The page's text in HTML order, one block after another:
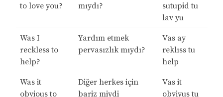
to love you? mıydı?
sutupid tu
lav yu
Was I
reckless to
help?
Yardım etmek
pervasızlık mıydı?
Vas ay
reklıss tu
help
Was it
obvious to
Diğer herkes için
bariz miydi
Vas it
obviyus tu